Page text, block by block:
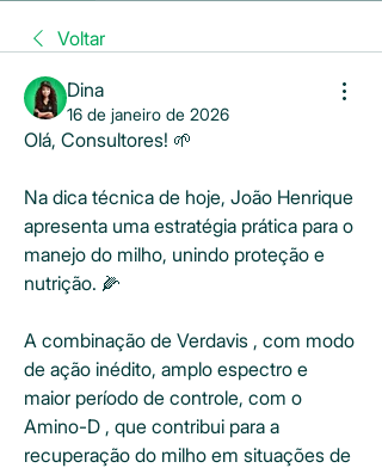
Voltar
Dina
16 de janeiro de 2026
Olá, Consultores! 🌱
Na dica técnica de hoje, João Henrique
apresenta uma estratégia prática para o
manejo do milho, unindo proteção e
nutrição. 🌽
A combinação de Verdavis , com modo
de ação inédito, amplo espectro e
maior período de controle, com o
Amino-D , que contribui para a
recuperação do milho em situações de